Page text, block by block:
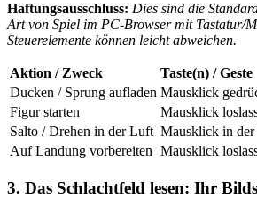
Haftungsausschluss: Dies sind die
Art von Spiel im PC-Browser mit Tastatur/
Steuerelemente können leicht abweichen.
Aktion / Zweck
Taste(n) / Geste
Ducken / Sprung aufladen Mausklick
Figur starten
Mausklick
Salto / Drehen in der Luft Mausklick in
Auf Landung vorbereiten Mausklick
3. Das Schlachtfeld lesen: Ihr